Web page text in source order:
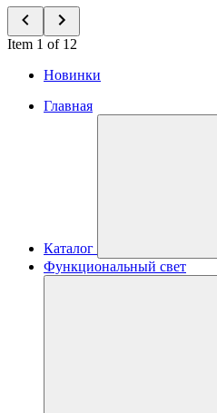
Item 1 of 12
Новинки
Главная
Каталог
Функциональный свет